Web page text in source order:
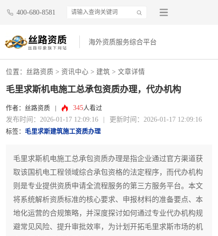
400-680-8581
海外资质服务综合平台
位置： 丝路资质 > 资讯中心 > 建筑 > 文章详情
毛里求斯机电施工总承包资质办理，代办机构
作者：丝路资质 345人看过
发布时间：2026-01-17 12:09:16 更新时间：2026-01-17 12:09:16
标签： 毛里求斯建筑施工资质办理
毛里求斯机电施工总承包资质办理是指企业通过官方渠道获
取该国机电工程领域综合承包资格的法定程序，而代办机构
则是专业提供资质申请全流程服务的第三方服务平台。本文
将系统解析资质标准的核心要求、申报材料的准备要点、本
地化运营的合规策略，并深度探讨如何通过专业代办机构规
避常见风险、提升审批效率，为计划开拓毛里求斯市场的机